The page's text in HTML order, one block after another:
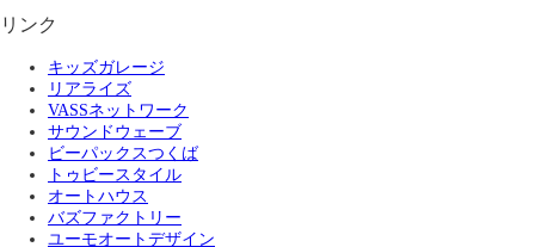
リンク
キッズガレージ
リアライズ
VASSネットワーク
サウンドウェーブ
ビーパックスつくば
トゥビースタイル
オートハウス
バズファクトリー
ユーモオートデザイン